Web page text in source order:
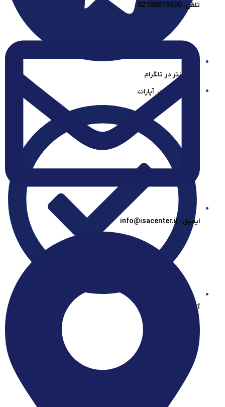
آیساسنتر در تلگرام
آیساسنتر در آپارات
آیساسنتر در بله
تلفن: 02188019550
ایمیل: info@isacenter.ir